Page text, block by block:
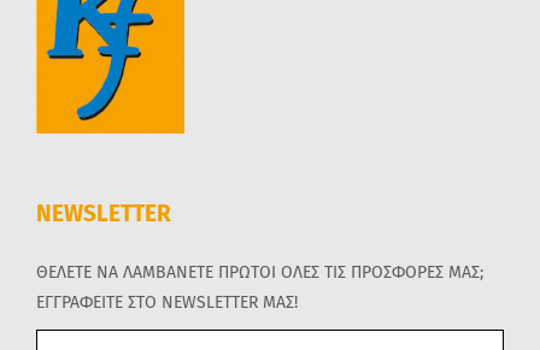
NEWSLETTER
ΘΕΛΕΤΕ ΝΑ ΛΑΜΒΑΝΕΤΕ ΠΡΩΤΟΙ ΟΛΕΣ ΤΙΣ ΠΡΟΣΦΟΡΕΣ ΜΑΣ;
ΕΓΓΡΑΦΕΙΤΕ ΣΤΟ NEWSLETTER ΜΑΣ!